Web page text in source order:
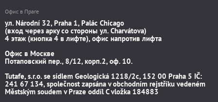
Офис в Праге
ул. Národní 32, Praha 1, Palác Chicago
(вход через арку со стороны ул. Charvátova)
4 этаж (кнопка 4 в лифте), офис напротив лифта
Офис в Москве
Потаповский пер., 8/12, корп.2, оф. 10.
Tutafe, s.r.o. se sídlem Geologická 1218/2c, 152 00 Praha 5 IČ:
241 67 134, společnost zapsána v obchodním rejstříku vedeném
Městským soudem v Praze oddíl C vložka 184883